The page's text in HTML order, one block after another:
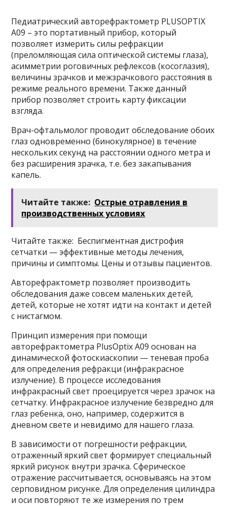
Педиатрический авторефрактометр PLUSOPTIX
A09 – это портативный прибор, который
позволяет измерить силы рефракции
(преломляющая сила оптической системы глаза),
асимметрии роговичных рефлексов (косоглазия),
величины зрачков и межзрачкового расстояния в
режиме реального времени. Также данный
прибор позволяет строить карту фиксации
взгляда.
Врач-офтальмолог проводит обследование обоих
глаз одновременно (бинокулярное) в течение
нескольких секунд на расстоянии одного метра и
без расширения зрачка, т.е. без закапывания
капель.
Читайте также: Острые отравления в
производственных условиях
Читайте также: Беспигментная дистрофия
сетчатки — эффективные методы лечения,
причины и симптомы. Цены и отзывы пациентов.
Авторефрактометр позволяет производить
обследования даже совсем маленьких детей,
детей, которые не хотят идти на контакт и детей
с нистагмом.
Принцип измерения при помощи
авторефрактометра PlusOptix A09 основан на
динамической фотоскиаскопии — теневая проба
для определения рефракци (инфракрасное
излучение). В процессе исследования
инфракрасный свет проецируется через зрачок на
сетчатку. Инфракрасное излучение безвредно для
глаз ребенка, оно, например, содержится в
дневном свете и невидимо для нашего глаза.
В зависимости от погрешности рефракции,
отраженный яркий свет формирует специальный
яркий рисунок внутри зрачка. Сферическое
отражение рассчитывается, основываясь на этом
серповидном рисунке. Для определения цилиндра
и оси повторяют те же измерения по трем